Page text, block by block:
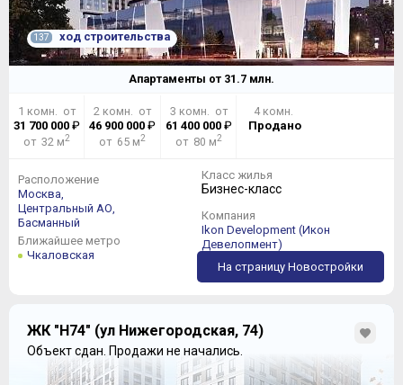
137 ход строительства
Апартаменты от 31.7 млн.
1 комн. от
31 700 000₽
от 32 м2
2 комн. от
46 900 000 ₽
от 65 м2
3 комн. от
61 400 000₽
от 80 м2
4 комн.
Продано
Расположение
Москва,
Центральный АО,
Басманный
Ближайшее метро
Чкаловская
Класс жилья
Бизнес-класс
Компания
Ikon Development (Икон
Девелопмент)
На страницу Новостройки
ЖК "Н74" (ул Нижегородская, 74)
Объект сдан. Продажи не начались.